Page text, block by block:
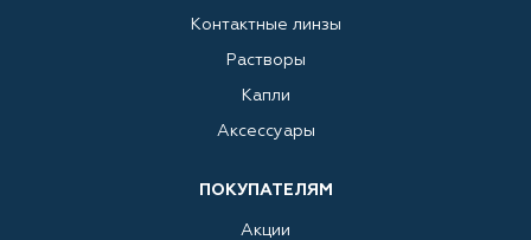
Контактные линзы
Растворы
Капли
Аксессуары
ПОКУПАТЕЛЯМ
Акции